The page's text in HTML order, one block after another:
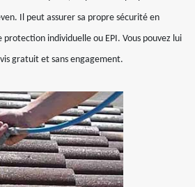
Il peut assurer sa propre sécurité en
individuelle ou EPI. Vous pouvez lui
gratuit et sans engagement.